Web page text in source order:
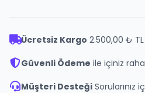
Ücretsiz Kargo 2.500,00 ₺
Güvenli Ödeme ile içiniz
Müşteri Desteği Sorularınız